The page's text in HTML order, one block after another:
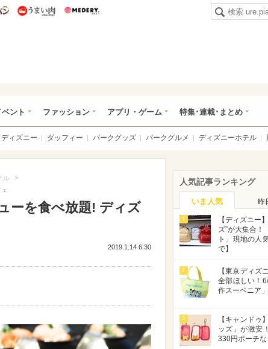
し うまいパン うまい肉
ント ファッション アプリ・ゲーム 特集･連載･まとめ
ィズニー ダッフィー パークグッズ パークグルメ ディズニーホテル
ル >
ーを食べ放題! ディズ
2019.1.14 6:30
人気記事ランキング
いま人気 昨
1
【ディズニー
ズ”が大集合！
ト」現地の人
で】
2
【東京ディズ
全部ほしい！
作スーベニア
3
【キャンドゥ
ッズ」が激安
330円ポーチな